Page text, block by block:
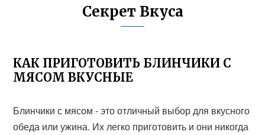
Секрет Вкуса
КАК ПРИГОТОВИТЬ БЛИНЧИКИ С
МЯСОМ ВКУСНЫЕ
Блинчики с мясом - это отличный выбор для вкусного
обеда или ужина. Их легко приготовить и они никогда